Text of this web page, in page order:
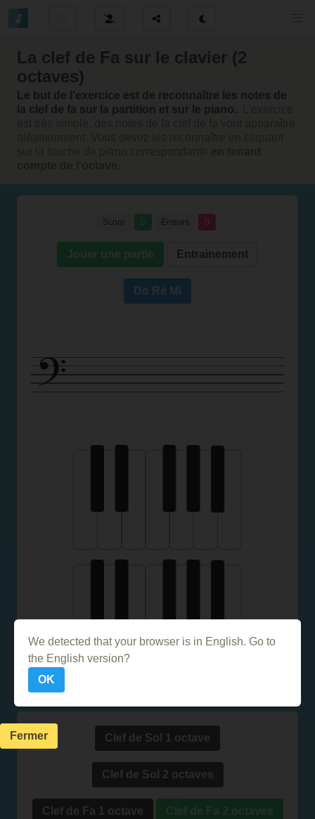
La clef de Fa sur le clavier (2
octaves)
Le but de l'exercice est de reconnaître les notes de
la clef de fa sur la partition et sur le piano.
Score 0 Erreurs 0
Jouer une partie Entrainement
Do Ré Mi
Clef de Sol 1 octave
Clef de Sol 2 octaves
Clef de Fa 1 octave Clef de Fa 2 octaves
We detected that your browser is in English. Go to
the English version?
OK
Fermer